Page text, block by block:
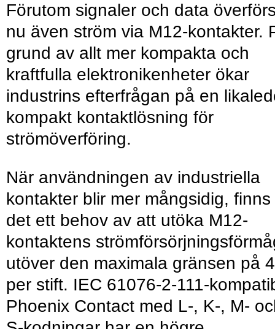
Förutom signaler och data
nu även ström via M12-kontakter.
grund av allt mer kompakta och
kraftfulla elektronik­enheter ökar
industrins efterfrågan på en
kompakt kontaktlösning för
strömöverföring.
När användningen av industriella
kontakter blir mer mångsidig, finns
det ett behov av att utöka M12-
kontaktens
utöver den maximala gränsen på
per stift. IEC 61076-2-111-
Phoenix Contact med L-, K-, M-